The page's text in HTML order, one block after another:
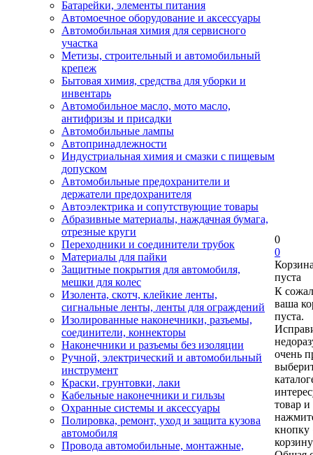
Батарейки, элементы питания
Автомоечное оборудование и аксессуары
Автомобильная химия для сервисного
участка
Метизы, строительный и автомобильный
крепеж
Бытовая химия, средства для уборки и
инвентарь
Автомобильное масло, мото масло,
антифризы и присадки
Автомобильные лампы
Автопринадлежности
Индустриальная химия и смазки с пищевым
допуском
Автомобильные предохранители и
держатели предохранителя
Автоэлектрика и сопутствующие товары
Абразивные материалы, наждачная бумага,
отрезные круги
Переходники и соединители трубок
Материалы для пайки
Защитные покрытия для автомобиля,
мешки для колес
Изолента, скотч, клейкие ленты,
сигнальные ленты, ленты для ограждений
Изолированные наконечники, разъемы,
соединители, коннекторы
Наконечники и разъемы без изоляции
Ручной, электрический и автомобильный
инструмент
Краски, грунтовки, лаки
Кабельные наконечники и гильзы
Охранные системы и аксессуары
Полировка, ремонт, уход и защита кузова
автомобиля
Провода автомобильные, монтажные,
0
0
пуста
К
ваша
пуста.
очень
товар и
кнопку